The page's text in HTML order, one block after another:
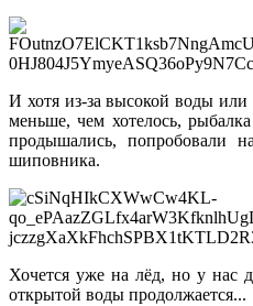
И хотя из-за высокой воды
меньше, чем хотелось,
продышались, попробовали
шиповника.
Хочется уже на лёд, но у нас
открытой воды продолжается...